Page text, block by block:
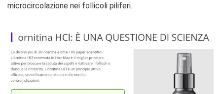
microcircolazione nei follicoli piliferi.